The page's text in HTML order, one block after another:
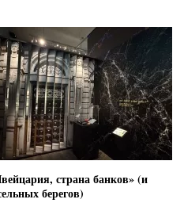
страна банков» (и
берегов)